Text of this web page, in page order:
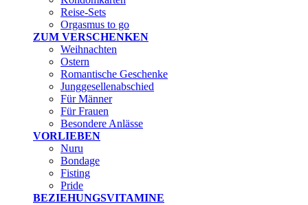
Reise-Sets
Orgasmus to go
ZUM VERSCHENKEN
Weihnachten
Ostern
Romantische Geschenke
Junggesellenabschied
Für Männer
Für Frauen
Besondere Anlässe
VORLIEBEN
Nuru
Bondage
Fisting
Pride
BEZIEHUNGSVITAMINE